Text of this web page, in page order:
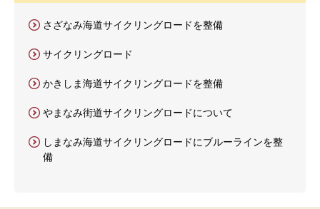
さざなみ海道サイクリングロードを整備
サイクリングロード
かきしま海道サイクリングロードを整備
やまなみ街道サイクリングロードについて
しまなみ海道サイクリングロードにブルーラインを整
備